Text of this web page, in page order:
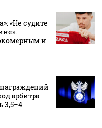
«Не судите
и
арбитра
3,5–4